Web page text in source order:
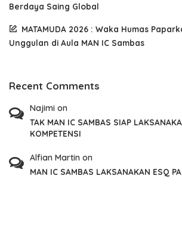
Berdaya Saing Global
MATAMUDA 2026 : Waka Humas
Unggulan di Aula MAN IC Sambas
Recent Comments
Najimi on
TAK MAN IC SAMBAS SIAP
KOMPETENSI
Alfian Martin on
MAN IC SAMBAS LAKSANAKAN ESQ